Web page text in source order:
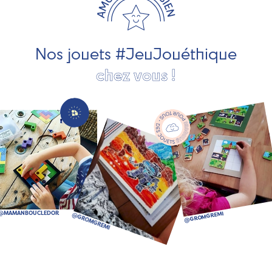
pour les jeunes enfants, des jeux d'éveil, des jeux de
société, des jouets d'imitation, des jeux de plein air, ... et
Nos jouets #JeuJouéthique
chez vous !